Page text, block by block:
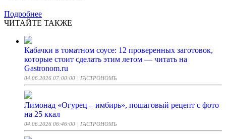
Подробнее
ЧИТАЙТЕ ТАКЖЕ
Кабачки в томатном соусе: 12 проверенных заготовок,
которые стоит сделать этим летом — читать на
Gastronom.ru
04.06.2026 07:00:00 | ГАСТРОНОМЪ
Лимонад «Огурец – имбирь», пошаговый рецепт с фото
на 25 ккал
04.06.2026 06:46:00 | ГАСТРОНОМЪ